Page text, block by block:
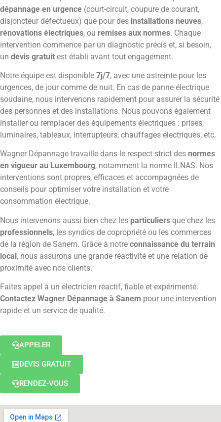
dépannage en urgence (court-circuit, coupure de courant,
disjoncteur défectueux) que pour des installations neuves,
rénovations électriques, ou remises aux normes. Chaque
intervention commence par un diagnostic précis et, si besoin,
un devis gratuit est établi avant tout engagement.
Notre équipe est disponible 7j/7, avec une astreinte pour les
urgences, de jour comme de nuit. En cas de panne électrique
soudaine, nous intervenons rapidement pour assurer la sécurité
des personnes et des installations. Nous pouvons également
installer ou remplacer des équipements électriques : prises,
luminaires, tableaux, interrupteurs, chauffages électriques, etc.
Wagner Dépannage travaille dans le respect strict des normes
en vigueur au Luxembourg, notamment la norme ILNAS. Nos
interventions sont propres, efficaces et accompagnées de
conseils pour optimiser votre installation et votre
consommation électrique.
Nous intervenons aussi bien chez les particuliers que chez les
professionnels, les syndics de copropriété ou les commerces
de la région de Sanem. Grâce à notre connaissance du terrain
local, nous assurons une grande réactivité et une relation de
proximité avec nos clients.
Faites appel à un électricien réactif, fiable et expérimenté.
Contactez Wagner Dépannage à Sanem pour une intervention
rapide et un service de qualité.
APPELER
DEVIS GRATUIT
RENDEZ-VOUS